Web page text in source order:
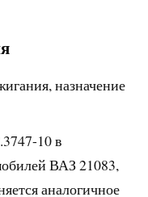
назначение
10 в
ВАЗ 21083,
аналогичное